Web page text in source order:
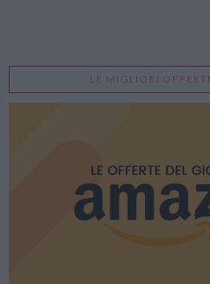
LE MIGLIORI